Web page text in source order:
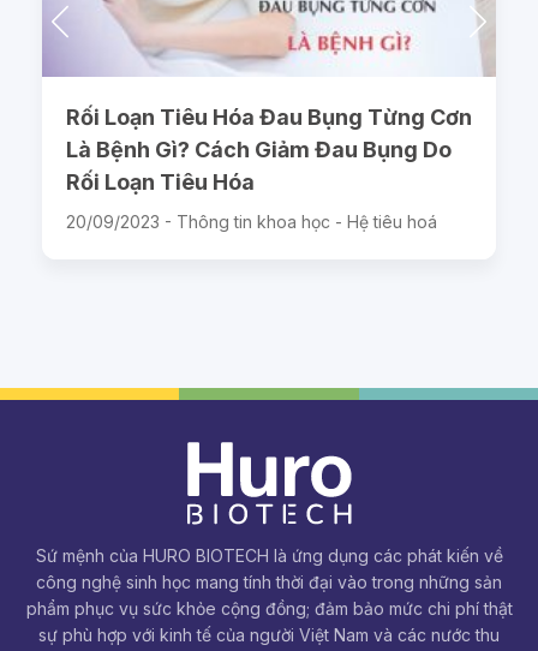
Rối Loạn Tiêu Hóa Đau Bụng Từng Cơn
Là Bệnh Gì? Cách Giảm Đau Bụng Do
Rối Loạn Tiêu Hóa
20/09/2023 - Thông tin khoa học - Hệ tiêu hoá
Sứ mệnh của HURO BIOTECH là ứng dụng các phát kiến về
công nghệ sinh học mang tính thời đại vào trong những sản
phẩm phục vụ sức khỏe cộng đồng; đảm bảo mức chi phí thật
sự phù hợp với kinh tế của người Việt Nam và các nước thu